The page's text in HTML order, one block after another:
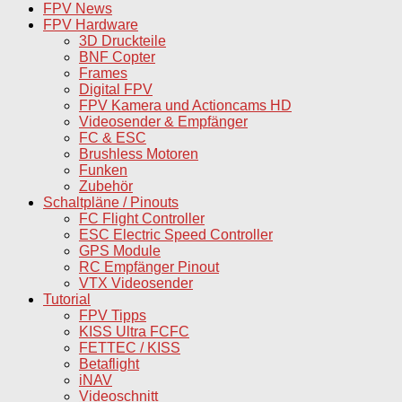
FPV News
FPV Hardware
3D Druckteile
BNF Copter
Frames
Digital FPV
FPV Kamera und Actioncams HD
Videosender & Empfänger
FC & ESC
Brushless Motoren
Funken
Zubehör
Schaltpläne / Pinouts
FC Flight Controller
ESC Electric Speed Controller
GPS Module
RC Empfänger Pinout
VTX Videosender
Tutorial
FPV Tipps
KISS Ultra FCFC
FETTEC / KISS
Betaflight
iNAV
Videoschnitt